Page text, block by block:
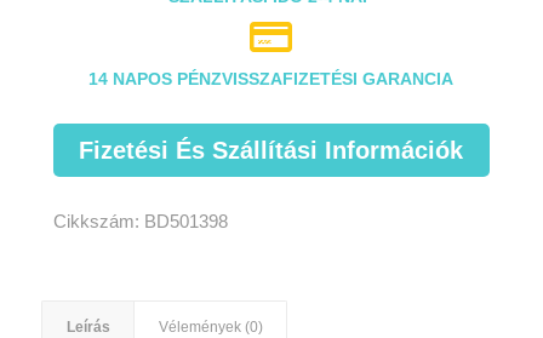

14 NAPOS PÉNZVISSZAFIZETÉSI GARANCIA
Fizetési És Szállítási Információk
Cikkszám: BD501398
Leírás Vélemények (0)